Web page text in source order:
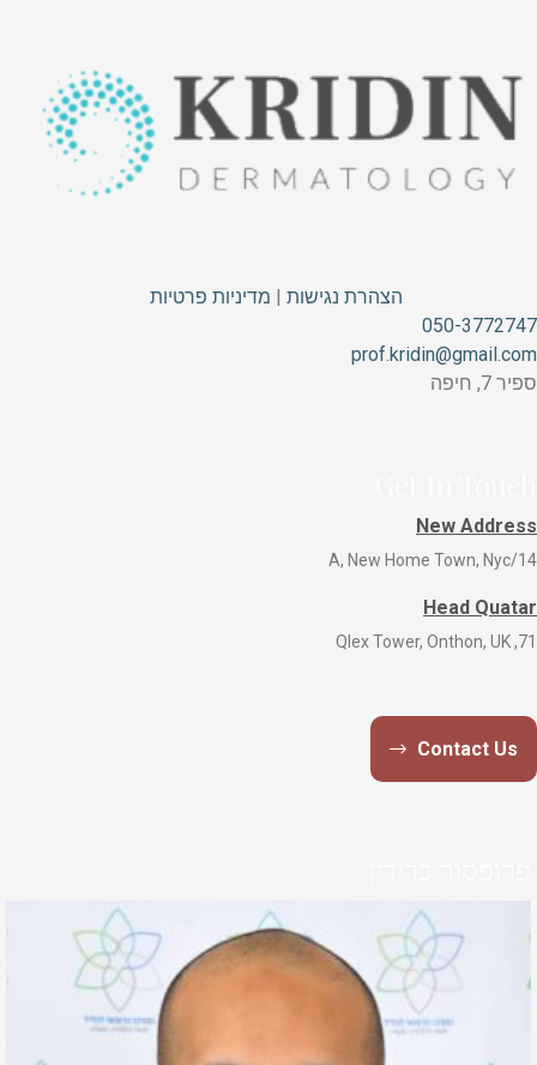
הצהרת נגישות
מדיניות פרטיות
050-3772747
prof.kridin@gmail.com
ספיר 7, חיפה
New Address
14/A, New Home Town, Nyc
Head Quatar
71, Qlex Tower, Onthon, UK
Contact Us